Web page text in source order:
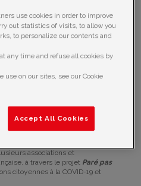
d’année, les volontaires
rencontrent les
à la maladie de COVID-
aux risques induits par les
cette période.
COVID-19, les gestes
sont affichés comme les
associations et
à travers le projet Paré pas
citoyennes à la COVID-19 et
use cookies in order to improve
out statistics of visits, to allow you
to personalize our contents and
any time and refuse all cookies by
use on our sites, see our Cookie
Accept All Cookies